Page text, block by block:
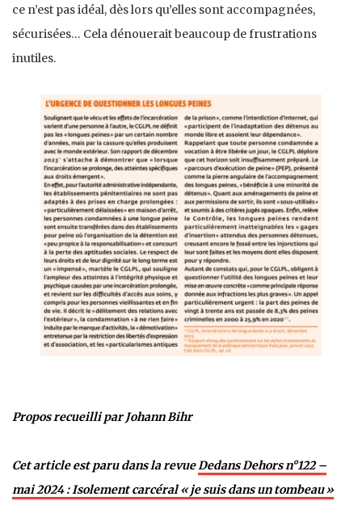
ce n’est pas idéal, dès lors qu’elles sont accompagnées,
sécurisées… Cela dénouerait beaucoup de frustrations
inutiles.
Propos recueilli par Johann Bihr
Cet article est paru dans la revueDedans Dehors n°122 –
mai 2024 : Isolement carcéral «je suis dans un tombeau»